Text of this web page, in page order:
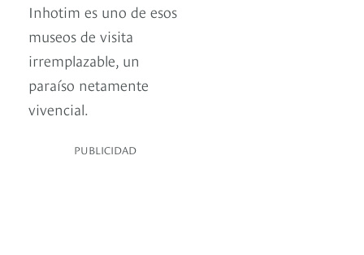
Inhotim es uno de esos
museos de visita
irremplazable, un
paraíso netamente
vivencial.
PUBLICIDAD